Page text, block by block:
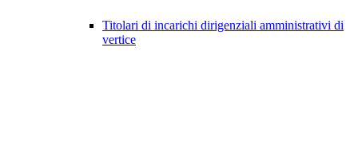
Titolari di incarichi dirigenziali amministrativi di
vertice